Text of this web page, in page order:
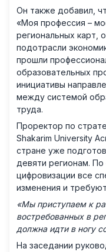
Он также добавил,
«Моя профессия –
региональных карт,
подотрасли
прошли
образовательных
инициативы
между системой
труда.
Проректор по
Shakarim University
стране уже
девяти регионам.
цифровизации все
изменения и
«Мы приступаем к
востребованных в
должна идти в ногу
На заседании